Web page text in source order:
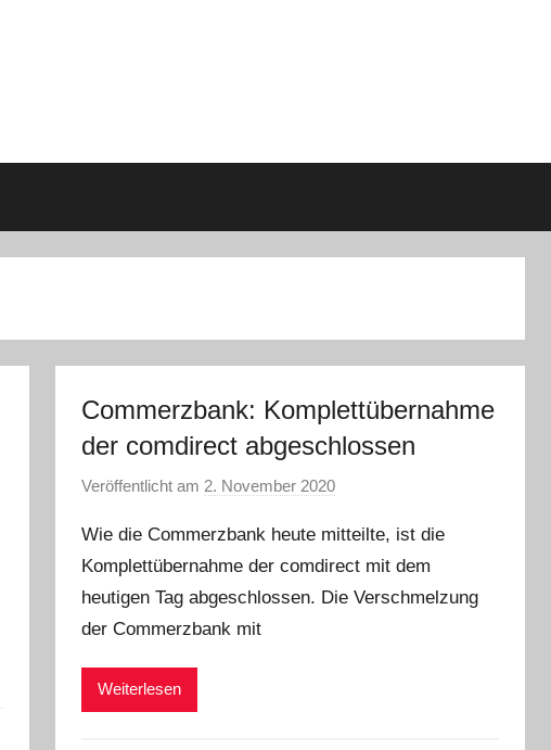
Commerzbank: Komplettübernahme
der comdirect abgeschlossen
Veröffentlicht am 2. November 2020v
n
a
d
Wie die Commerzbank heute mitteilte, ist die
Komplettübernahme der comdirect mit dem
heutigen Tag abgeschlossen. Die Verschmelzung
der Commerzbank mit
Weiterlesen